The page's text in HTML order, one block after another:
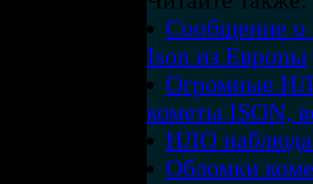
Сообщение о
Ison из Европы
Огромные
кометы ISON,
НЛО
Обломки